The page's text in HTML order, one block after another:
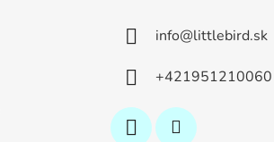
info@littlebird.sk
+421951210060